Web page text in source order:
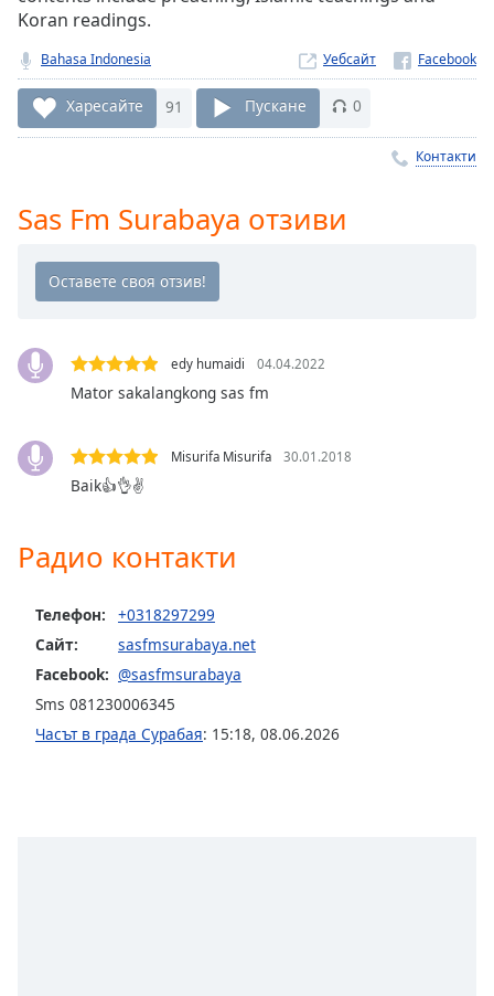
liveLIVE
Remaining
Time-
1x
Chapters
Descriptions
off
,
selected
subtitles
settings,
settings
subtitles
off,
selected
Audio
Track
Koran readings.
Bahasa Indonesia Уебсайт
Харесайте 91 Пускане 0
Контакти
Sas Fm Surabaya отзиви
edy humaidi 04.04.2022
Mator sakalangkong sas fm
Misurifa Misurifa 30.01.2018
Baik👍👌✌
Радио контакти
Телефон:
+0318297299
Сайт:
sasfmsurabaya.net
Facebook: @sasfmsurabaya
Sms 081230006345
Часът в града Сурабая: 15:18, 08.06.2026